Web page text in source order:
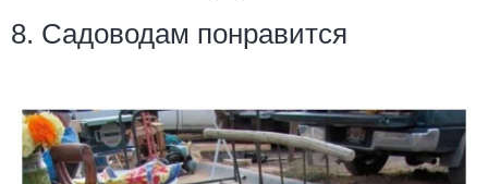
8. Садоводам понравится